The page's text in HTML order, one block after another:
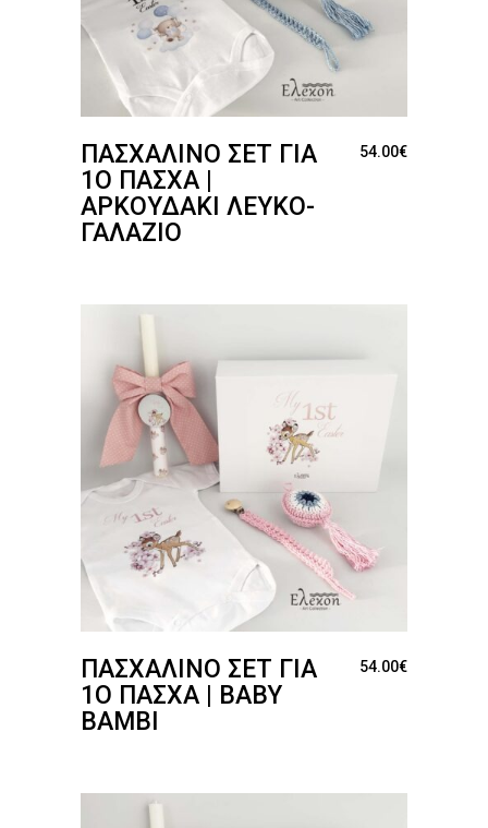
ΠΑΣΧΑΛΙΝΌ ΣΕΤ ΓΙΑ
1Ο ΠΆΣΧΑ |
ΑΡΚΟΥΔΆΚΙ ΛΕΥΚΌ-
ΓΑΛΆΖΙΟ
54.00€
ΠΑΣΧΑΛΙΝΌ ΣΕΤ ΓΙΑ
1Ο ΠΆΣΧΑ | BABY
BAMBI
54.00€